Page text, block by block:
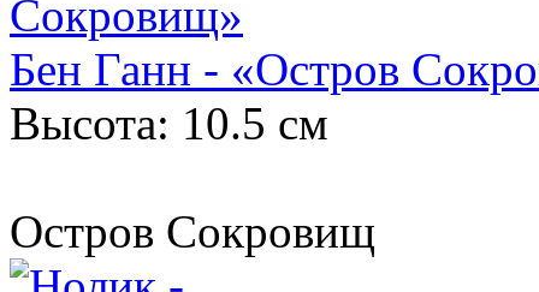
Бен Ганн - «Остров
Высота: 10.5 см
Остров Сокровищ